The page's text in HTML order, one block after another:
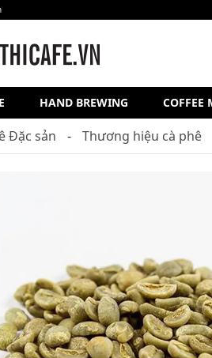
HAND BREWING COFFEE
Đặc sản Thương hiệu cà phê